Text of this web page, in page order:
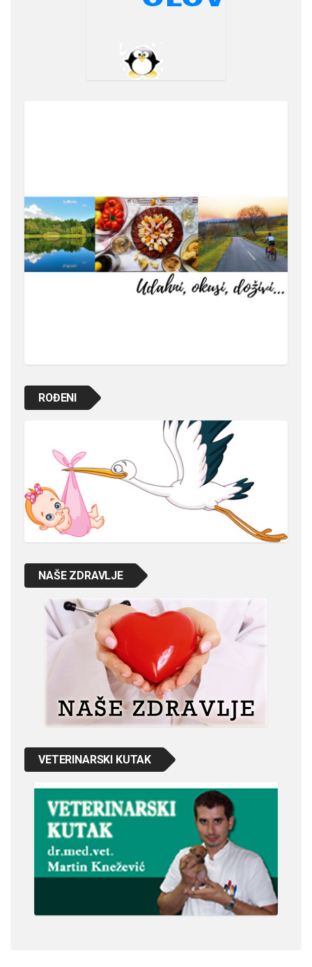
ROĐENI
NAŠE ZDRAVLJE
VETERINARSKI KUTAK